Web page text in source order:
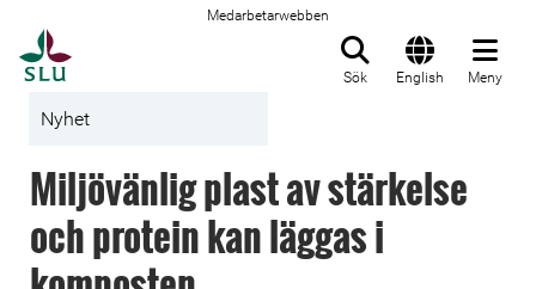
Medarbetarwebben
Sök English Meny
Nyhet
Miljövänlig plast av stärkelse
och protein kan läggas i